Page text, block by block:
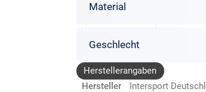
Material
Geschlecht
Herstellerangaben
Hersteller
Intersport